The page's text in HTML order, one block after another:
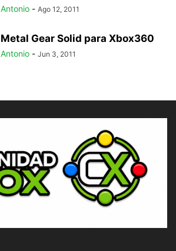
Antonio - Ago 12, 2011
Metal Gear Solid para Xbox360
Antonio - Jun 3, 2011